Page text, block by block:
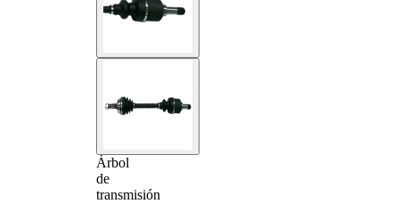
Árbol
de
transmisión